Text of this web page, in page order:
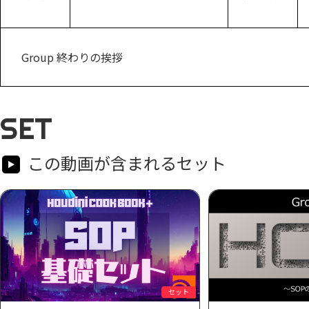
Group 終わりの挨拶
SET
この動画が含まれるセット
セット